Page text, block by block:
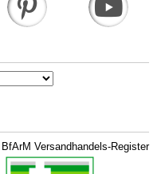
BfArM Versandhandels-Register